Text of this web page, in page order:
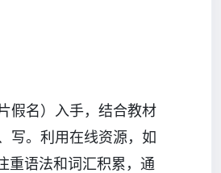
假名）入手，结合教材
写。利用在线资源，如
重语法和词汇积累，通